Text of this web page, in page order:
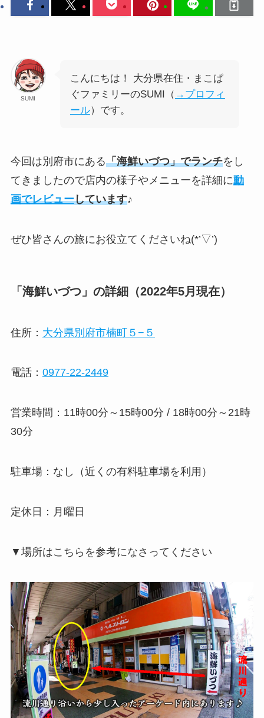
SUMI
こんにちは！ 大分県在住・まこぱ
ぐファミリーのSUMI（ →プロフィ
ール）です。
今回は別府市にある「海鮮いづつ」でランチをし
てきましたので店内の様子やメニューを詳細に動
画でレビューしています♪
ぜひ皆さんの旅にお役立てくださいね(*’▽’)
「海鮮いづつ」の詳細（2022年5月現在）
住所： 大分県別府市楠町５−５
電話： 0977-22-2449
営業時間： 11時00分～15時00分 / 18時00分～21時
30分
駐車場：なし（近くの有料駐車場を利用）
定休日：月曜日
▼場所はこちらを参考になさってください